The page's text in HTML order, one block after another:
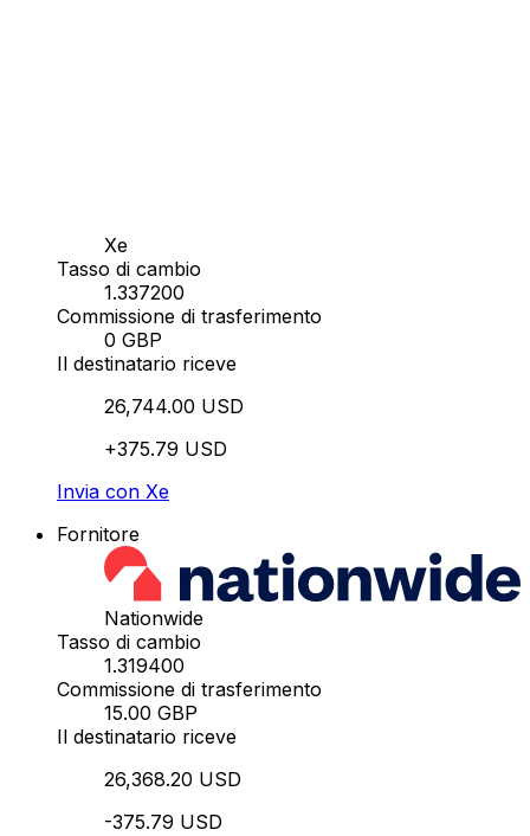
Xe
Tasso di cambio
1.337200
Commissione di trasferimento
0 GBP
Il destinatario riceve
26,744.00 USD
+375.79 USD
Invia con Xe
Fornitore
Nationwide
Tasso di cambio
1.319400
Commissione di trasferimento
15.00 GBP
Il destinatario riceve
26,368.20 USD
-375.79 USD